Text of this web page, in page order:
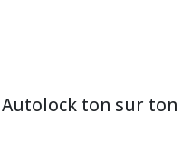
ton sur ton